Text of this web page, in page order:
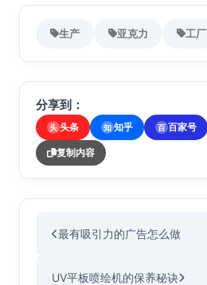
生产 亚克力 工厂
分享到：
头 头条 知 知乎 百 百家号
复制内容
最有吸引力的广告怎么做
UV平板喷绘机的保养秘诀